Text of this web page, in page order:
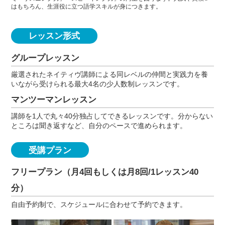
はもちろん、生涯役に立つ語学スキルが身につきます。
レッスン形式
グループレッスン
厳選されたネイティヴ講師による同レベルの仲間と実践力を養
いながら受けられる最大4名の少人数制レッスンです。
マンツーマンレッスン
講師を1人で丸々40分独占してできるレッスンです。分からない
ところは聞き返すなど、自分のペースで進められます。
受講プラン
フリープラン（月4回もしくは月8回/1レッスン40
分）
自由予約制で、スケジュールに合わせて予約できます。